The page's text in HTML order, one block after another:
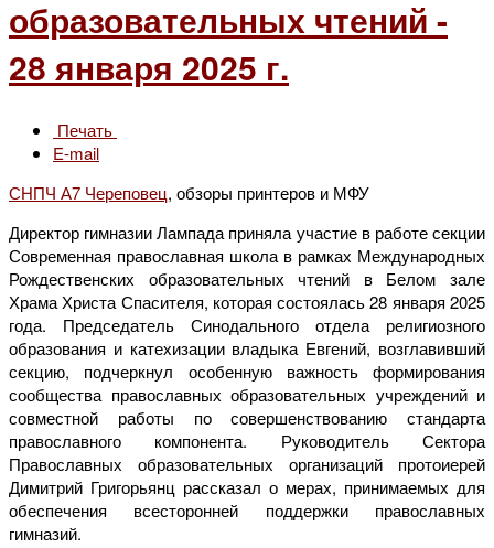
образовательных чтений -
28 января 2025 г.
Печать
E-mail
СНПЧ А7 Череповец, обзоры принтеров и МФУ
Директор гимназии Лампада приняла участие в работе секции
Современная православная школа в рамках Международных
Рождественских образовательных чтений в Белом зале
Храма Христа Спасителя, которая состоялась 28 января 2025
года. Председатель Синодального отдела религиозного
образования и катехизации владыка Евгений, возглавивший
секцию, подчеркнул особенную важность формирования
сообщества православных образовательных учреждений и
совместной работы по совершенствованию стандарта
православного компонента. Руководитель Сектора
Православных образовательных организаций протоиерей
Димитрий Григорьянц рассказал о мерах, принимаемых для
обеспечения всесторонней поддержки православных
гимназий.